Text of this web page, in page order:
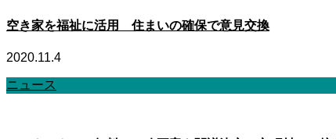
空き家を福祉に活用 住まいの確保で意見交換
2020.11.4
ニュース